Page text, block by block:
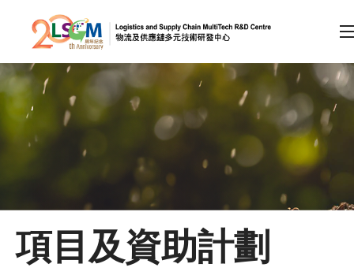
跳到內容（按回車鍵）
會員登入
A A EN 繁 简
主頁
關於LSCM
項目及資助計劃